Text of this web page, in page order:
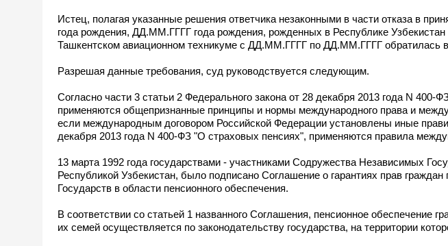
Истец, полагая указанные решения ответчика незаконными в части отказа в
года рождения, ДД.ММ.ГГГГ года рождения, рожденных в Республике
Ташкентском авиационном техникуме с ДД.ММ.ГГГГ по ДД.ММ.ГГГГ обратилась
Разрешая данные требования, суд руководствуется следующим.
Согласно части 3 статьи 2 Федерального закона от 28 декабря 2013 года N
применяются общепризнанные принципы и нормы международного права и
если международным договором Российской Федерации установлены иные
декабря 2013 года N 400-ФЗ "О страховых пенсиях", применяются правила
13 марта 1992 года государствами - участниками Содружества Независимых
Республикой Узбекистан, было подписано Соглашение о гарантиях прав
Государств в области пенсионного обеспечения.
В соответствии со статьей 1 названного Соглашения, пенсионное обеспечение
их семей осуществляется по законодательству государства, на территории